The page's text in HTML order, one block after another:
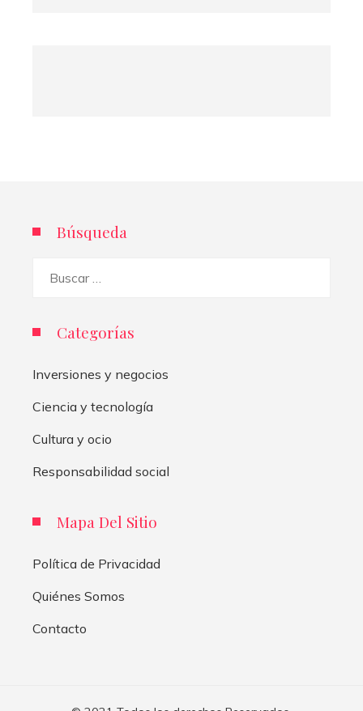
Búsqueda
Categorías
Inversiones y negocios
Ciencia y tecnología
Cultura y ocio
Responsabilidad social
Mapa Del Sitio
Política de Privacidad
Quiénes Somos
Contacto